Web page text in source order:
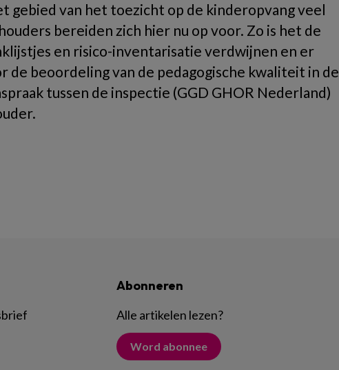
gebied van het toezicht op de kinderopvang veel
bereiden zich hier nu op voor. Zo is het de
en risico-inventarisatie verdwijnen en er
de beoordeling van de pedagogische kwaliteit in de
tussen de inspectie (GGD GHOR Nederland)
Abonneren
Alle artikelen lezen?
Word abonnee